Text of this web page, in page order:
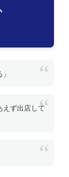
えず出店して